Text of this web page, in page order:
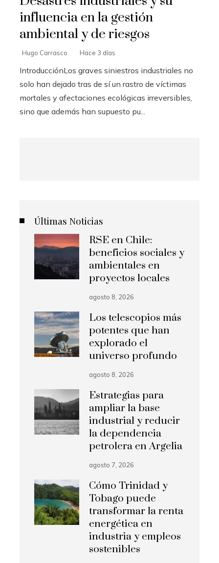
influencia en la gestión
ambiental y de riesgos
Hugo Carrasco Hace 3 días
IntroducciónLos graves siniestros industriales no
solo han dejado tras de sí un rastro de víctimas
mortales y afectaciones ecológicas irreversibles,
sino que además han supuesto pu...
Últimas Noticias
RSE en Chile:
beneficios sociales y
ambientales en
proyectos locales
agosto 8, 2026
Los telescopios más
potentes que han
explorado el
universo profundo
agosto 8, 2026
Estrategias para
ampliar la base
industrial y reducir
la dependencia
petrolera en Argelia
agosto 7, 2026
Cómo Trinidad y
Tobago puede
transformar la renta
energética en
industria y empleos
sostenibles